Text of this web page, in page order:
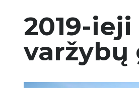
2019-
varžybų